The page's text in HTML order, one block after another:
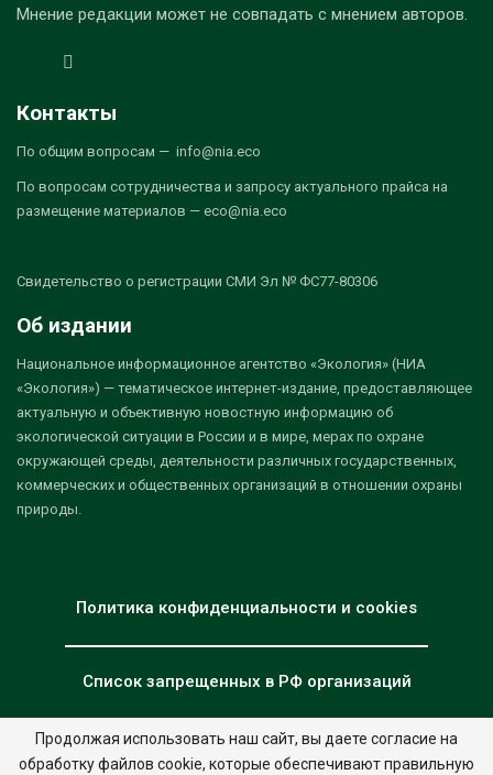
Мнение редакции может не совпадать с мнением авторов.
Контакты
По общим вопросам — info@nia.eco
По вопросам сотрудничества и запросу актуального прайса на
размещение материалов — eco@nia.eco
Свидетельство о регистрации СМИ Эл № ФС77-80306
Об издании
Национальное информационное агентство «Экология» (НИА
«Экология») — тематическое интернет-издание, предоставляющее
актуальную и объективную новостную информацию об
экологической ситуации в России и в мире, мерах по охране
окружающей среды, деятельности различных государственных,
коммерческих и общественных организаций в отношении охраны
природы.
Политика конфиденциальности и cookies
Список запрещенных в РФ организаций
© 2026 - НИА "Экология". Все права защищены. Дизайн:nia.eco
Продолжая использовать наш сайт, вы даете согласие на
обработку файлов cookie, которые обеспечивают правильную